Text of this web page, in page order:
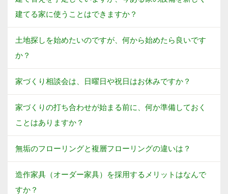
建てる家に使うことはできますか？
土地探しを始めたいのですが、何から始めたら良いです
か？
家づくり相談会は、日曜日や祝日はお休みですか？
家づくりの打ち合わせが始まる前に、何か準備しておく
ことはありますか？
無垢のフローリングと複層フローリングの違いは？
造作家具（オーダー家具）を採用するメリットはなんで
すか？